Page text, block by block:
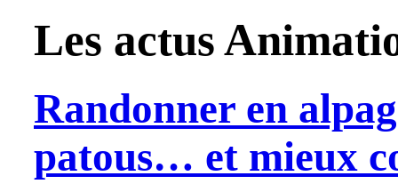
Les actus
Randonner en
patous… et mieux